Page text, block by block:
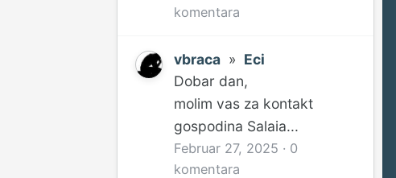
komentara
vbraca » Eci
Dobar dan,
molim vas za kontakt
gospodina Salaia...
Februar 27, 2025 · 0
komentara